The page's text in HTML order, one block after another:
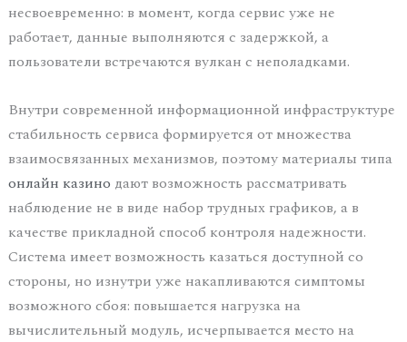
несвоевременно: в момент, когда сервис уже не
работает, данные выполняются с задержкой, а
пользователи встречаются вулкан с неполадками.
Внутри современной информационной инфраструктуре
стабильность сервиса формируется от множества
взаимосвязанных механизмов, поэтому материалы типа
онлайн казино дают возможность рассматривать
наблюдение не в виде набор трудных графиков, а в
качестве прикладной способ контроля надежности.
Система имеет возможность казаться доступной со
стороны, но изнутри уже накапливаются симптомы
возможного сбоя: повышается нагрузка на
вычислительный модуль, исчерпывается место на